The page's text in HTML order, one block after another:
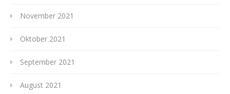
November 2021
Oktober 2021
September 2021
August 2021